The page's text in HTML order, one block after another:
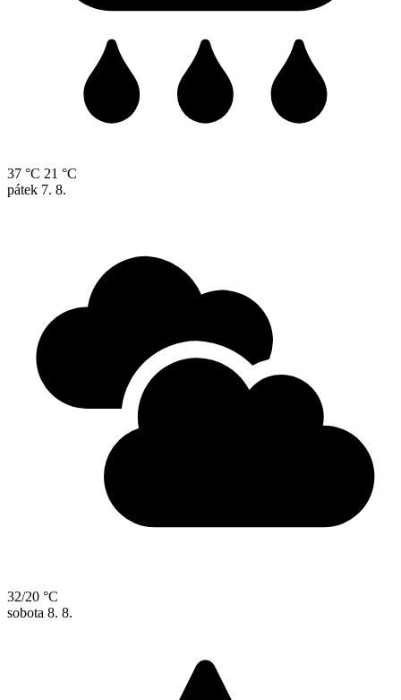
37 °C 21 °C
pátek 7. 8.
32/20 °C
sobota 8. 8.